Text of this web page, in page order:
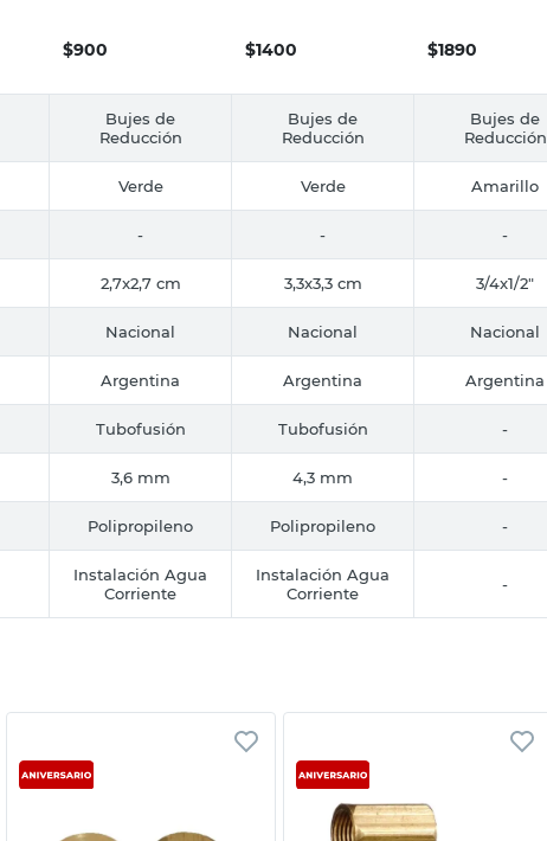
$900 $1400 $1890
Bujes de
Reducción
Bujes de
Reducción
Bujes de
Reducción
Verde Verde Amarillo
- - -
2,7x2,7 cm 3,3x3,3 cm 3/4x1/2"
Nacional Nacional Nacional
Argentina Argentina Argentina
Tubofusión Tubofusión -
3,6 mm 4,3 mm -
Polipropileno Polipropileno -
Instalación Agua
Corriente
Instalación Agua
Corriente
-